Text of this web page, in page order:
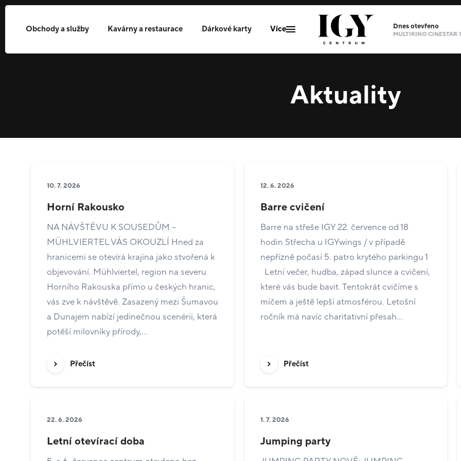
Obchody a služby Kavárny a restaurace Dárkové karty Více Dnesotevřeno
NÁKUPNÍ PASÁŽ
MULTIKINO CINESTAR
Aktuality
10. 7. 2026
Horní Rakousko
NA NÁVŠTĚVU K SOUSEDŮM –
MÜHLVIERTEL VÁS OKOUZLÍ Hned za
hranicemi se otevírá krajina jako stvořená k
objevování. Mühlviertel, region na severu
Horního Rakouska přímo u českých hranic,
vás zve k návštěvě. Zasazený mezi Šumavou
a Dunajem nabízí jedinečnou scenérii, která
potěší milovníky přírody,…
Přečíst
12. 6. 2026
Barre cvičení
Barre na střeše IGY 22. července od 18
hodin Střecha u IGYwings / v případě
nepřízně počasí 5. patro krytého parkingu 1
Letní večer, hudba, západ slunce a cvičení,
které vás bude bavit. Tentokrát cvičíme s
míčem a ještě lepší atmosférou. Letošní
ročník má navíc charitativní přesah…
Přečíst
22. 6. 2026
Letní otevírací doba
1. 7. 2026
Jumping party